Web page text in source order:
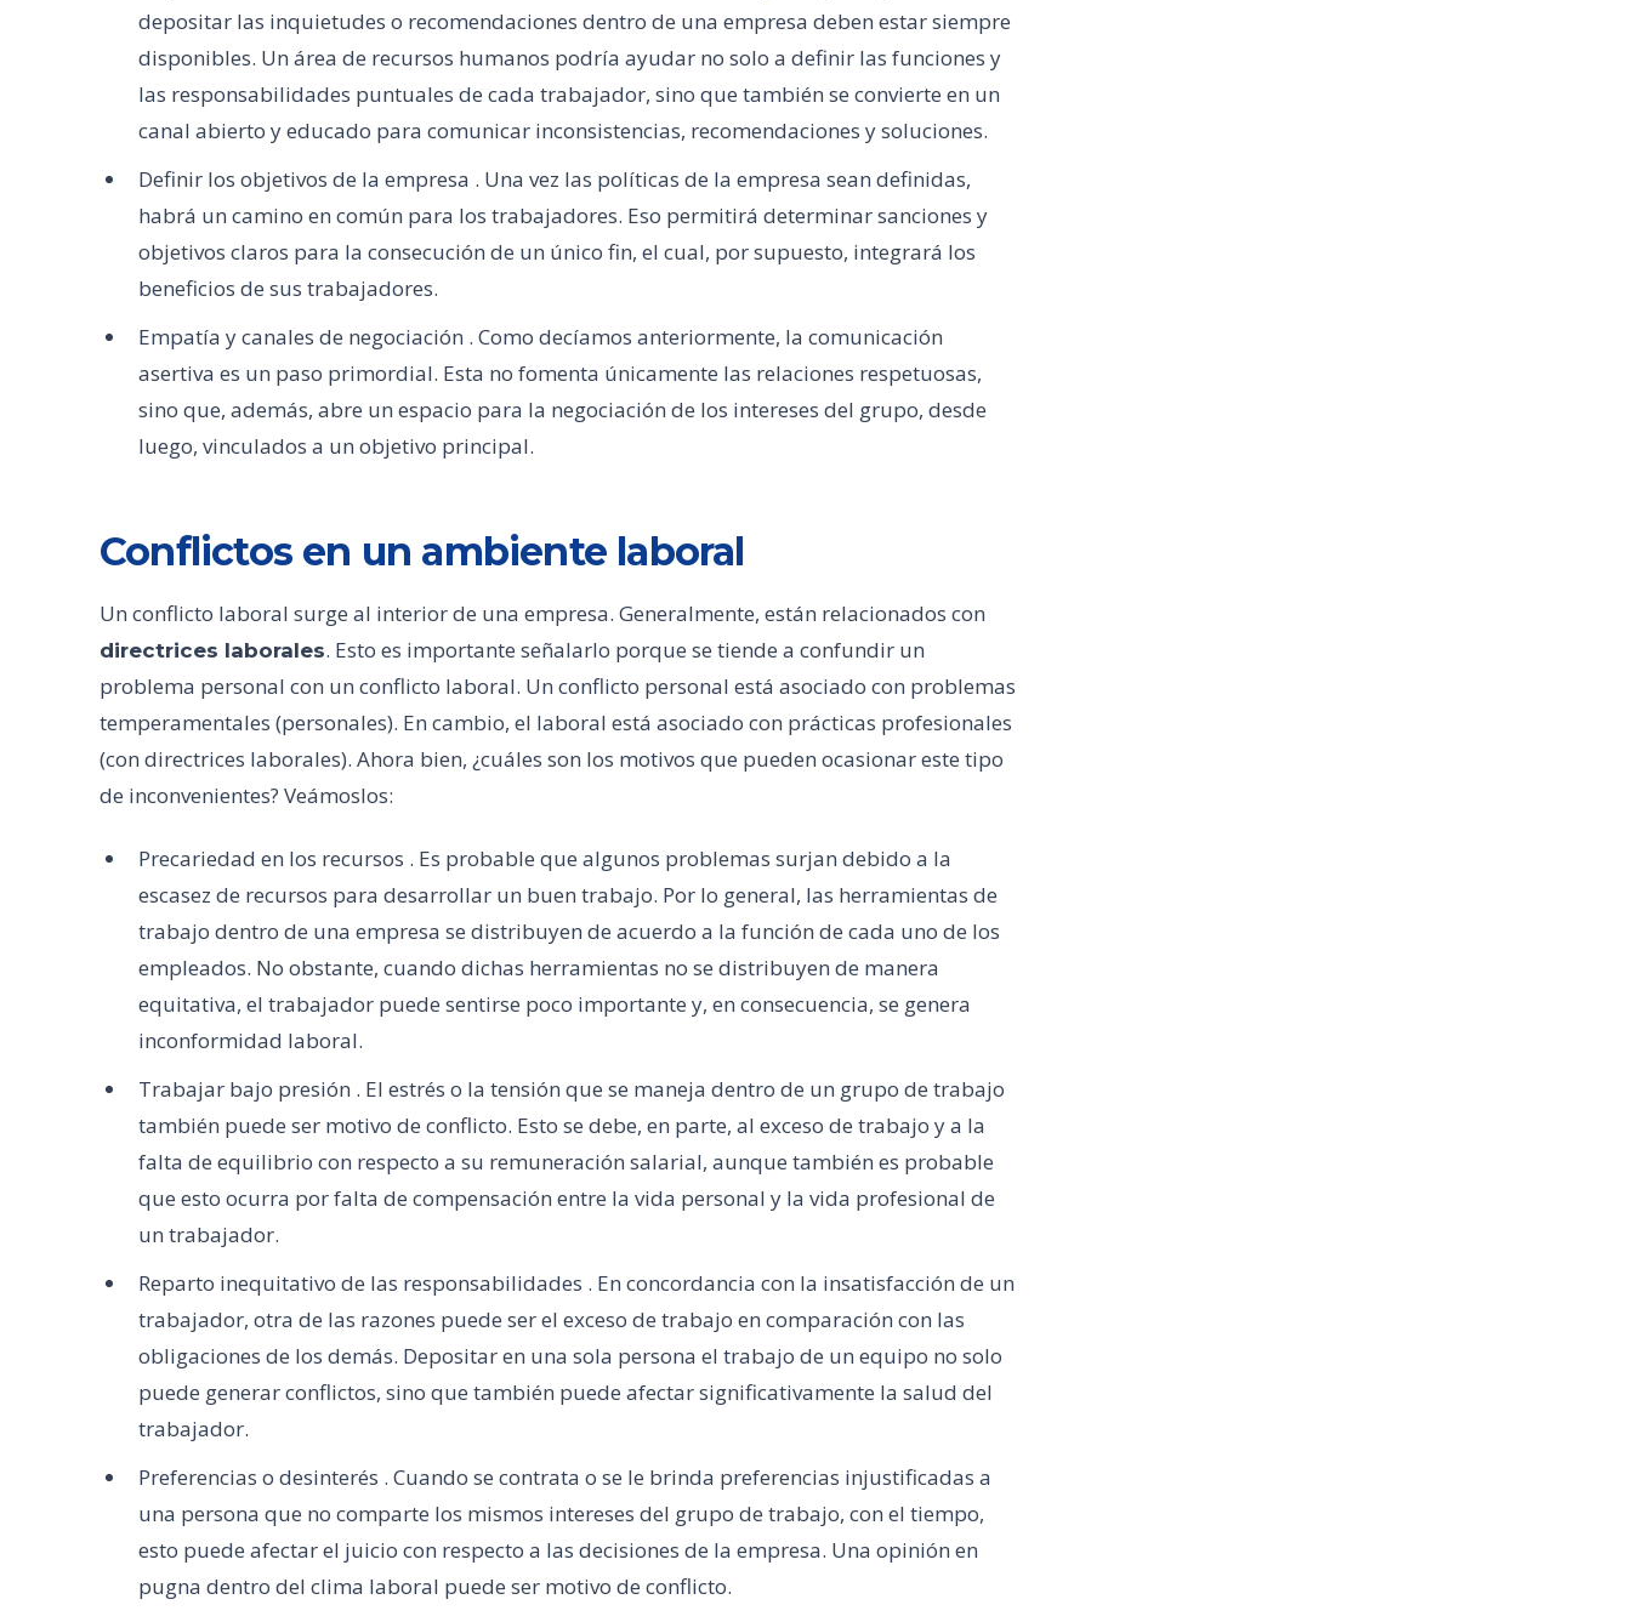
depositar las inquietudes o recomendaciones dentro de una empresa deben estar siempre
disponibles. Un área de recursos humanos podría ayudar no solo a definir las funciones y
las responsabilidades puntuales de cada trabajador, sino que también se convierte en un
canal abierto y educado para comunicar inconsistencias, recomendaciones y soluciones.
Definir los objetivos de la empresa . Una vez las políticas de la empresa sean definidas,
habrá un camino en común para los trabajadores. Eso permitirá determinar sanciones y
objetivos claros para la consecución de un único fin, el cual, por supuesto, integrará los
beneficios de sus trabajadores.
Empatía y canales de negociación . Como decíamos anteriormente, la comunicación
asertiva es un paso primordial. Esta no fomenta únicamente las relaciones respetuosas,
sino que, además, abre un espacio para la negociación de los intereses del grupo, desde
luego, vinculados a un objetivo principal.
Conflictos en un ambiente laboral
Un conflicto laboral surge al interior de una empresa. Generalmente, están relacionados con
directrices laborales. Esto es importante señalarlo porque se tiende a confundir un
problema personal con un conflicto laboral. Un conflicto personal está asociado con problemas
temperamentales (personales). En cambio, el laboral está asociado con prácticas profesionales
(con directrices laborales). Ahora bien, ¿cuáles son los motivos que pueden ocasionar este tipo
de inconvenientes? Veámoslos:
Precariedad en los recursos . Es probable que algunos problemas surjan debido a la
escasez de recursos para desarrollar un buen trabajo. Por lo general, las herramientas de
trabajo dentro de una empresa se distribuyen de acuerdo a la función de cada uno de los
empleados. No obstante, cuando dichas herramientas no se distribuyen de manera
equitativa, el trabajador puede sentirse poco importante y, en consecuencia, se genera
inconformidad laboral.
Trabajar bajo presión . El estrés o la tensión que se maneja dentro de un grupo de trabajo
también puede ser motivo de conflicto. Esto se debe, en parte, al exceso de trabajo y a la
falta de equilibrio con respecto a su remuneración salarial, aunque también es probable
que esto ocurra por falta de compensación entre la vida personal y la vida profesional de
un trabajador.
Reparto inequitativo de las responsabilidades . En concordancia con la insatisfacción de un
trabajador, otra de las razones puede ser el exceso de trabajo en comparación con las
obligaciones de los demás. Depositar en una sola persona el trabajo de un equipo no solo
puede generar conflictos, sino que también puede afectar significativamente la salud del
trabajador.
Preferencias o desinterés . Cuando se contrata o se le brinda preferencias injustificadas a
una persona que no comparte los mismos intereses del grupo de trabajo, con el tiempo,
esto puede afectar el juicio con respecto a las decisiones de la empresa. Una opinión en
pugna dentro del clima laboral puede ser motivo de conflicto.